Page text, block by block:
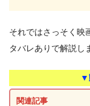
それではさっそく映
タバレありで解説し
▼
関連記事